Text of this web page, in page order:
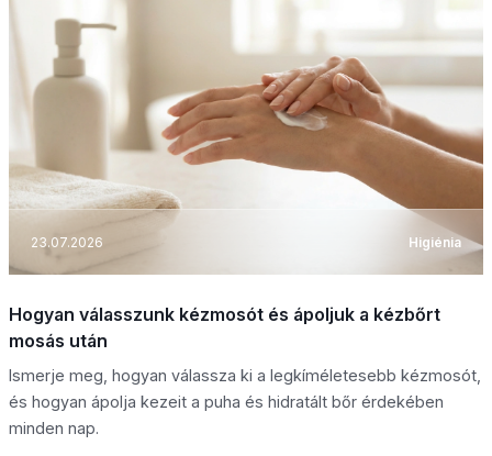
23.07.2026 Higiénia
Hogyan válasszunk kézmosót és ápoljuk a kézbőrt
mosás után
Ismerje meg, hogyan válassza ki a legkíméletesebb kézmosót,
és hogyan ápolja kezeit a puha és hidratált bőr érdekében
minden nap.